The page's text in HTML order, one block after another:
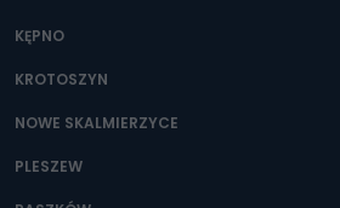
KĘPNO
KROTOSZYN
NOWE SKALMIERZYCE
PLESZEW